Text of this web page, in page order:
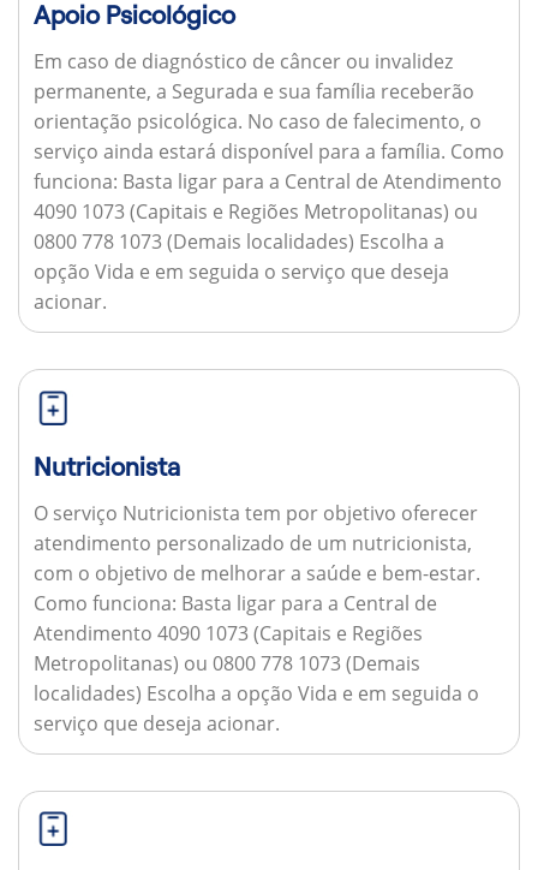
Apoio Psicológico
Em caso de diagnóstico de câncer ou invalidez
permanente, a Segurada e sua família receberão
orientação psicológica. No caso de falecimento, o
serviço ainda estará disponível para a família. Como
funciona: Basta ligar para a Central de Atendimento
4090 1073 (Capitais e Regiões Metropolitanas) ou
0800 778 1073 (Demais localidades) Escolha a
opção Vida e em seguida o serviço que deseja
acionar.
Nutricionista
O serviço Nutricionista tem por objetivo oferecer
atendimento personalizado de um nutricionista,
com o objetivo de melhorar a saúde e bem-estar.
Como funciona: Basta ligar para a Central de
Atendimento 4090 1073 (Capitais e Regiões
Metropolitanas) ou 0800 778 1073 (Demais
localidades) Escolha a opção Vida e em seguida o
serviço que deseja acionar.